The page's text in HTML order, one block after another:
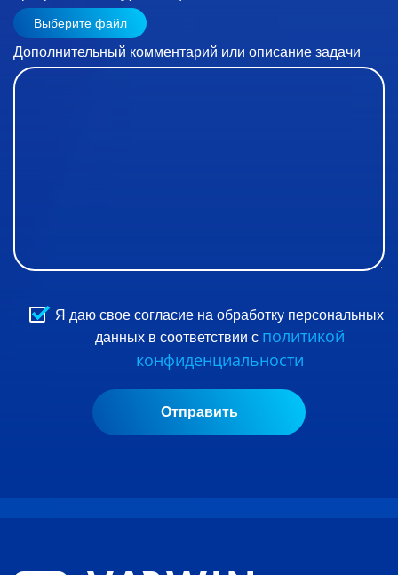
Выберите файл
Дополнительный комментарий или описание задачи
Я даю свое согласие на обработку персональных
данных в соответствии с политикой
конфиденциальности